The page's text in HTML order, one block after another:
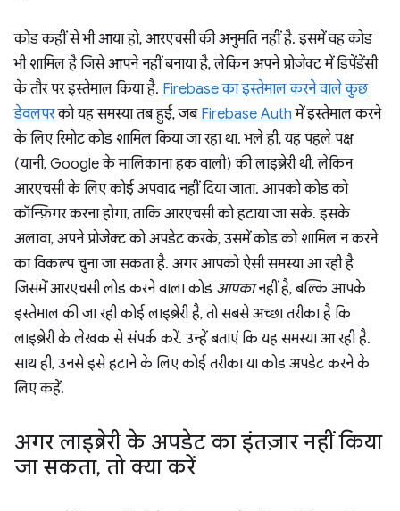
कोड कहीं से भी आया हो, आरएचसी की अनुमति नहीं है. इसमें वह कोड
भी शामिल है जिसे आपने नहीं बनाया है, लेकिन अपने प्रोजेक्ट में डिपेंडेंसी
के तौर पर इस्तेमाल किया है. Firebase का इस्तेमाल करने वाले कुछ
डेवलपरको यह समस्या तब हुई, जब Firebase Auth में इस्तेमाल करने
के लिए रिमोट कोड शामिल किया जा रहा था. भले ही, यह पहले पक्ष
(यानी, Google के मालिकाना हक वाली) की लाइब्रेरी थी, लेकिन
आरएचसी के लिए कोई अपवाद नहीं दिया जाता. आपको कोड को
कॉन्फ़िगर करना होगा, ताकि आरएचसी को हटाया जा सके. इसके
अलावा, अपने प्रोजेक्ट को अपडेट करके, उसमें कोड को शामिल न करने
का विकल्प चुना जा सकता है. अगर आपको ऐसी समस्या आ रही है
जिसमें आरएचसी लोड करने वाला कोड आपकानहीं है, बल्कि आपके
इस्तेमाल की जा रही कोई लाइब्रेरी है, तो सबसे अच्छा तरीका है कि
लाइब्रेरी के लेखक से संपर्क करें. उन्हें बताएं कि यह समस्या आ रही है.
साथ ही, उनसे इसे हटाने के लिए कोई तरीका या कोड अपडेट करने के
लिए कहें.
अगर लाइब्रेरी के अपडेट का इंतज़ार नहीं किया
जा सकता, तो क्या करें